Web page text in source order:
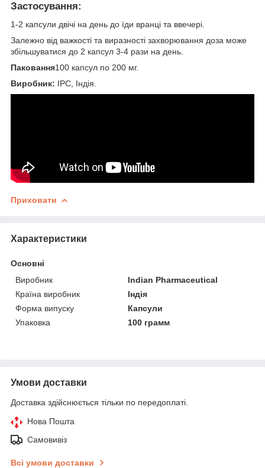
Застосування:
1-2 капсули двічі на день до їди вранці та ввечері.
Залежно від важкості та виразності захворювання доза може
збільшуватися до 2 капсул 3-4 рази на день.
Паковання100 капсул по 200 мг.
Виробник: IPC, Індія.
Приховати
Характеристики
Основні
Виробник
Indian Pharmaceutical
Країна виробник
Індія
Форма випуску
Капсули
Упаковка
100 грамм
Умови доставки
Доставка здійснюється тільки по передоплаті.
Нова Пошта
Самовивіз
Всі умови доставки